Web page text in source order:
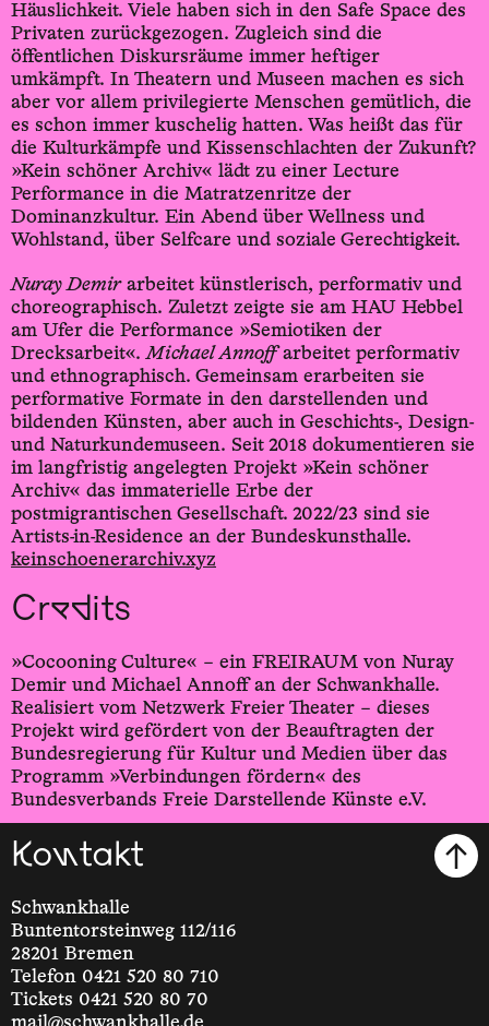
Häuslichkeit. Viele haben sich in den Safe Space des
Privaten zurückgezogen. Zugleich sind die
öffentlichen Diskursräume immer heftiger
umkämpft. In Theatern und Museen machen es sich
aber vor allem privilegierte Menschen gemütlich, die
es schon immer kuschelig hatten. Was heißt das für
die Kulturkämpfe und Kissenschlachten der Zukunft?
»Kein schöner Archiv« lädt zu einer Lecture
Performance in die Matratzenritze der
Dominanzkultur. Ein Abend über Wellness und
Wohlstand, über Selfcare und soziale Gerechtigkeit.
Nuray Demirarbeitet künstlerisch, performativ und
choreographisch. Zuletzt zeigte sie am HAU Hebbel
am Ufer die Performance »Semiotiken der
Drecksarbeit«.Michael Annoffarbeitet performativ
und ethnographisch. Gemeinsam erarbeiten sie
performative Formate in den darstellenden und
bildenden Künsten, aber auch in Geschichts-, Design-
und Naturkundemuseen. Seit 2018 dokumentieren sie
im langfristig angelegten Projekt »Kein schöner
Archiv« das immaterielle Erbe der
postmigrantischen Gesellschaft. 2022/23 sind sie
Artists-in-Residence an der Bundeskunsthalle.
keinschoenerarchiv.xyz
Credits
»Cocooning Culture« – ein FREIRAUM von Nuray
Demir und Michael Annoff an der Schwankhalle.
Realisiert vom Netzwerk Freier Theater – dieses
Projekt wird gefördert von der Beauftragten der
Bundesregierung für Kultur und Medien über das
Programm »Verbindungen fördern« des
Bundesverbands Freie Darstellende Künste e.V.
Kontakt
Schwankhalle
Buntentorsteinweg 112/116
28201 Bremen
Telefon 0421 520 80 710
Tickets 0421 520 80 70